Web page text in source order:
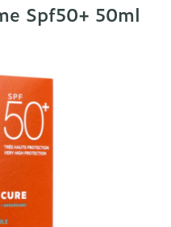
Spf50+ 50ml